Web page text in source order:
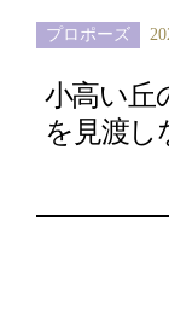
プロポーズ
小高い丘
を見渡し